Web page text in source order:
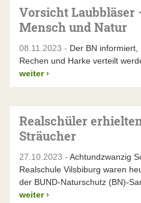
Vorsicht Laubbläser
Mensch und Natur
08.11.2023 - Der BN
Rechen und Harke verteilt
weiter ›
Realschüler
Sträucher
27.10.2023 - Achtundzwanzig
Realschule Vilsbiburg waren
der BUND-Naturschutz (BN)-
weiter ›